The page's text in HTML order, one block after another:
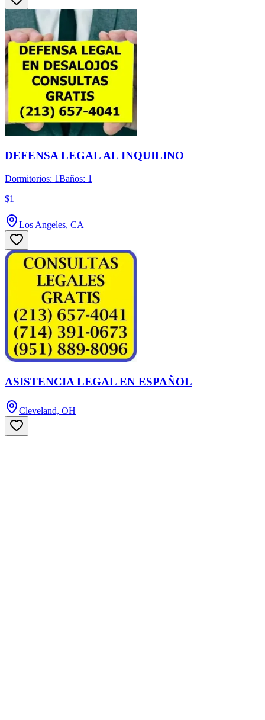
DEFENSA LEGAL AL INQUILINO
Dormitorios: 1Baños: 1
$1
Los Angeles, CA
ASISTENCIA LEGAL EN ESPAÑOL
Cleveland, OH